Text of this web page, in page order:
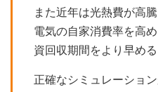
また近年は光熱費が高
電気の自家消費率を高
資回収期間をより早める
正確なシミュレーショ